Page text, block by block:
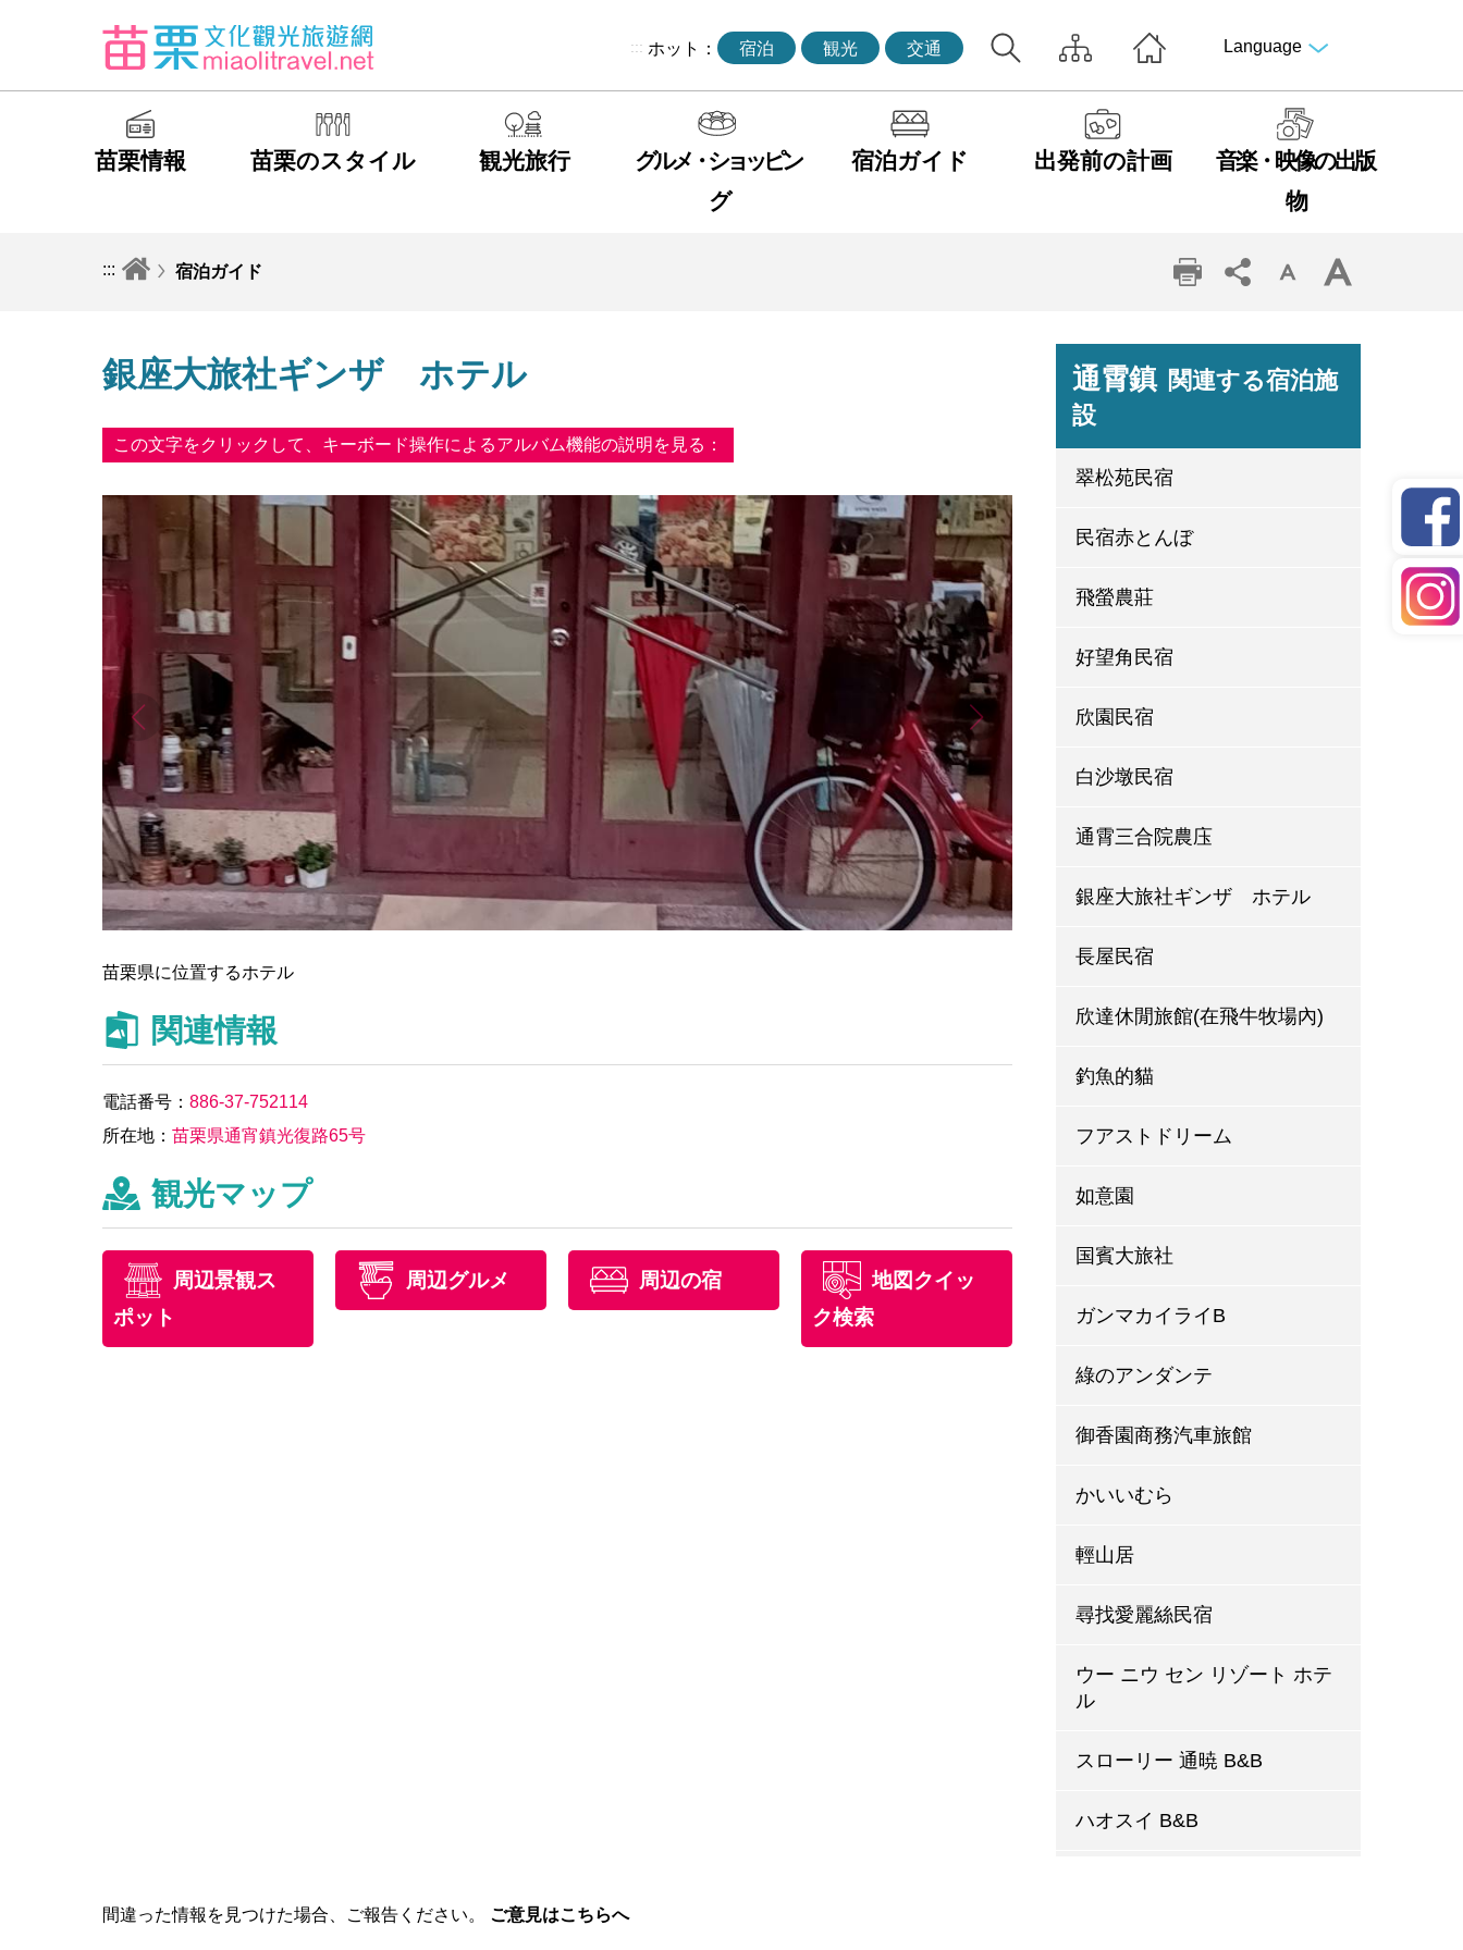
::: ホット： 宿泊 観光 交通 Language
苗栗情報 苗栗のスタイル 観光旅行
グルメ・ショッピン
グ
宿泊ガイド 出発前の計画
音楽・映像の出版
物
::: 宿泊ガイド
銀座大旅社ギンザ ホテル
この文字をクリックして、キーボード操作によるアルバム機能の説明を見る：
苗栗県に位置するホテル
関連情報
電話番号：886-37-752114
所在地：苗栗県通宵鎮光復路65号
観光マップ
周辺景観ス
ポット
周辺グルメ 周辺の宿
地図クイッ
ク検索
通霄鎮 関連する宿泊施
設
翠松苑民宿
民宿赤とんぼ
飛螢農莊
好望角民宿
欣園民宿
白沙墩民宿
通霄三合院農庒
銀座大旅社ギンザ ホテル
長屋民宿
欣達休閒旅館(在飛牛牧場內)
釣魚的貓
フアストドリーム
如意園
国賓大旅社
ガンマカイライB
綠のアンダンテ
御香園商務汽車旅館
かいいむら
輕山居
尋找愛麗絲民宿
ウー ニウ セン リゾート ホテ
ル
スローリー 通暁 B&B
ハオスイ B&B
間違った情報を見つけた場合、ご報告ください。 ご意見はこちらへ